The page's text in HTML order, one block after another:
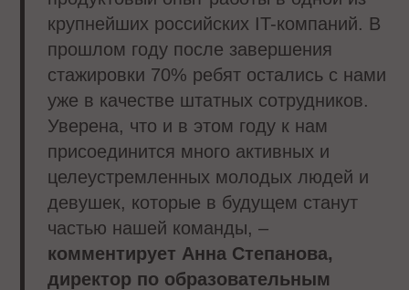
крупнейших российских IT-компаний. В
прошлом году после завершения
стажировки 70% ребят остались с нами
уже в качестве штатных сотрудников.
Уверена, что и в этом году к нам
присоединится много активных и
целеустремленных молодых людей и
девушек, которые в будущем станут
частью нашей команды, –
комментирует Анна Степанова,
директор по образовательным